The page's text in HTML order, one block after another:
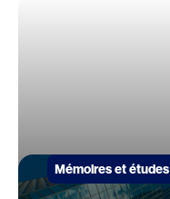
Mémoires et études